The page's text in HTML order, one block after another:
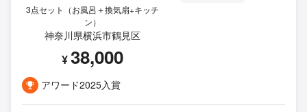
3点セット（お風呂＋換気扇+キッチ
ン）
神奈川県横浜市鶴見区
¥38,000
アワード2025入賞